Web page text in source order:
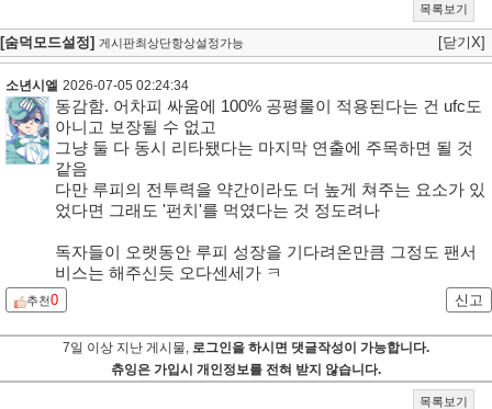
목록보기
[숨덕모드설정] 게시판최상단항상설정가능 [닫기X]
소년시엘 2026-07-05 02:24:34
동감함. 어차피 싸움에 100% 공평룰이 적용된다는 건 ufc도
아니고 보장될 수 없고
그냥 둘 다 동시 리타됐다는 마지막 연출에 주목하면 될 것
같음
다만 루피의 전투력을 약간이라도 더 높게 쳐주는 요소가 있
었다면 그래도 '펀치'를 먹였다는 것 정도려나
독자들이 오랫동안 루피 성장을 기다려온만큼 그정도 팬서
비스는 해주신듯 오다센세가 ㅋ
추천0 신고
7일 이상 지난 게시물, 로그인을 하시면 댓글작성이 가능합니다.
츄잉은 가입시 개인정보를 전혀 받지 않습니다.
목록보기